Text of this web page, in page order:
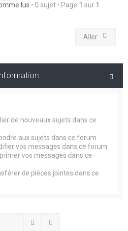
lus • 0 sujet • Page 1 sur 1
Aller
de nouveaux sujets dans ce
aux sujets dans ce forum
vos messages dans ce forum
vos messages dans ce
de pièces jointes dans ce
Rechercher